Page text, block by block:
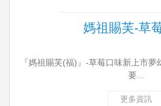
媽祖賜芙-草
『媽祖賜芙(福)』-草莓口味新上市
要...
更多資訊